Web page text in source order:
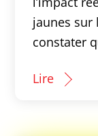
jaunes sur
constater
Lire